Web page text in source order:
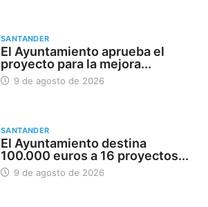
SANTANDER
El Ayuntamiento aprueba el
proyecto para la mejora...
9 de agosto de 2026
SANTANDER
El Ayuntamiento destina
100.000 euros a 16 proyectos...
9 de agosto de 2026